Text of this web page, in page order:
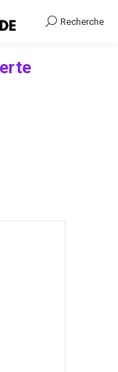
Recherche
Recherche